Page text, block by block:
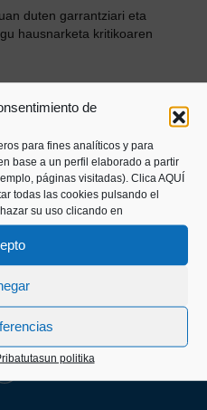
de
para fines analíticos y para
base a un perfil elaborado a partir
páginas visitadas). Clica AQUÍ
todas las cookies pulsando el
su uso clicando en
politika
duten garrantziari eta
hausnarketa kritikoaren